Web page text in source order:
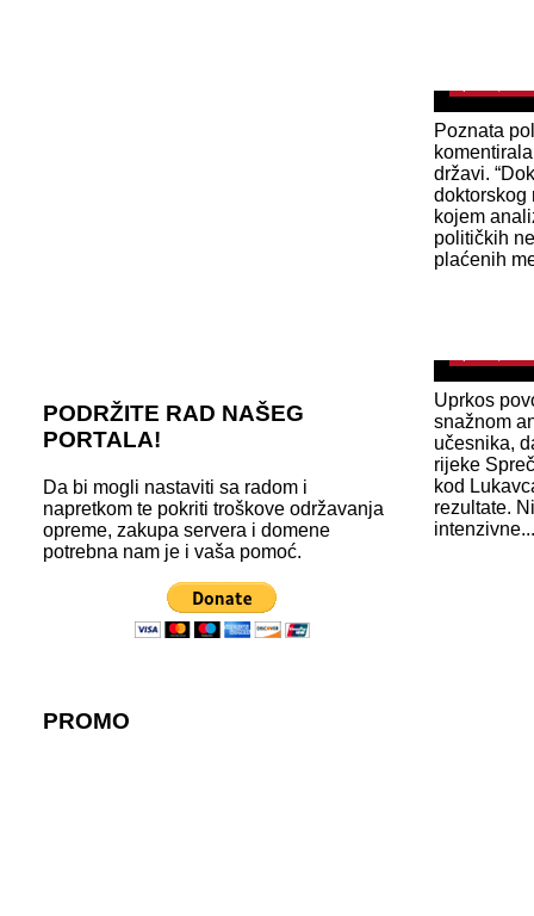
PODRŽITE RAD NAŠEG
PORTALA!
Da bi mogli nastaviti sa radom i
napretkom te pokriti troškove održavanja
opreme, zakupa servera i domene
potrebna nam je i vaša pomoć.
PROMO
Poznata
državi.
doktorskog
kojem
političkih
plaćenih
SKORO
Uprkos
snažnom
učesnika,
rijeke
kod
rezultate.
intenzivne...